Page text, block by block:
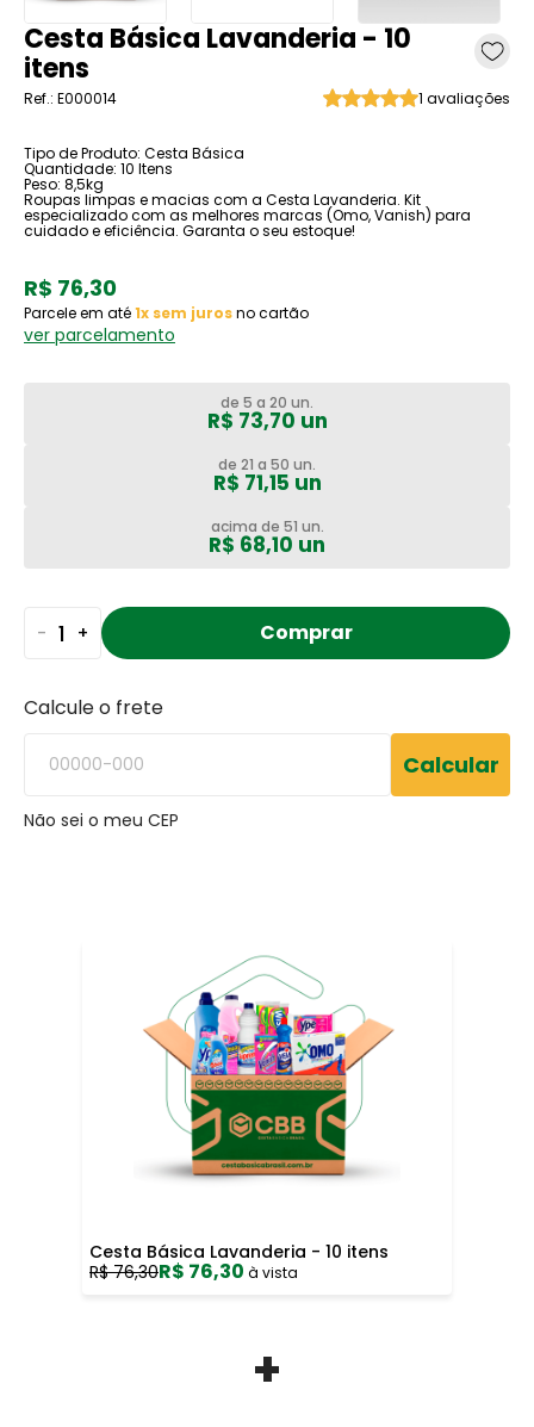
Cesta Básica Lavanderia - 10
itens
Ref.: E000014 1 avaliações
Tipo de Produto: Cesta Básica
Quantidade: 10 Itens
Peso: 8,5kg
Roupas limpas e macias com a Cesta Lavanderia. Kit
especializado com as melhores marcas (Omo, Vanish) para
cuidado e eficiência. Garanta o seu estoque!
R$ 76,30
Parcele em até1x sem jurosno cartão
ver parcelamento
de 5 a 20 un.
R$ 73,70 un
de 21 a 50 un.
R$ 71,15 un
acima de 51 un.
R$ 68,10 un
+
- Comprar
Calcule o frete
Calcular
Não sei o meu CEP
Cesta Básica Lavanderia - 10 itens
R$ 76,30R$ 76,30 à vista
+